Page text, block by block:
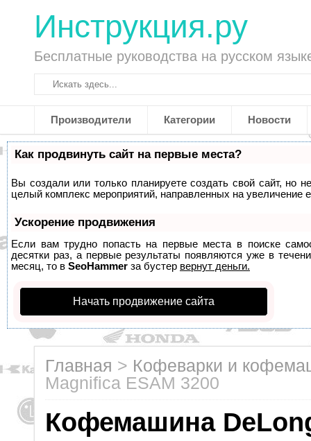
Инструкция.ру
Бесплатные руководства на русском
Производители Категории Новости
Как продвинуть сайт на первые места?
Вы создали или только планируете создать свой сайт, но
целый комплекс мероприятий, направленных на увеличение
Ускорение продвижения
Если вам трудно попасть на первые места в поиске
десятки раз, а первые результаты появляются уже в
месяц, то в SeoHammer за бустер вернут деньги.
Начать продвижение сайта
Главная > Кофеварки и
Magnifica ESAM 3200
Кофемашина